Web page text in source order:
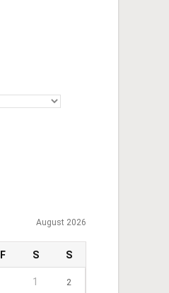
August 2026
F S S
1 2